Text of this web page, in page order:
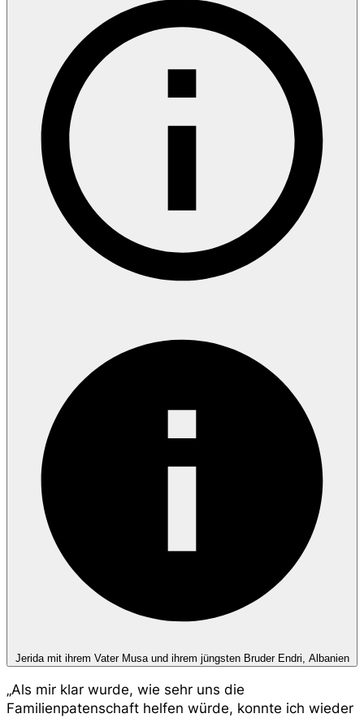
Jerida mit ihrem Vater Musa und ihrem jüngsten Bruder Endri, Albanien
„Als mir klar wurde, wie sehr uns die
Familienpatenschaft helfen würde, konnte ich wieder